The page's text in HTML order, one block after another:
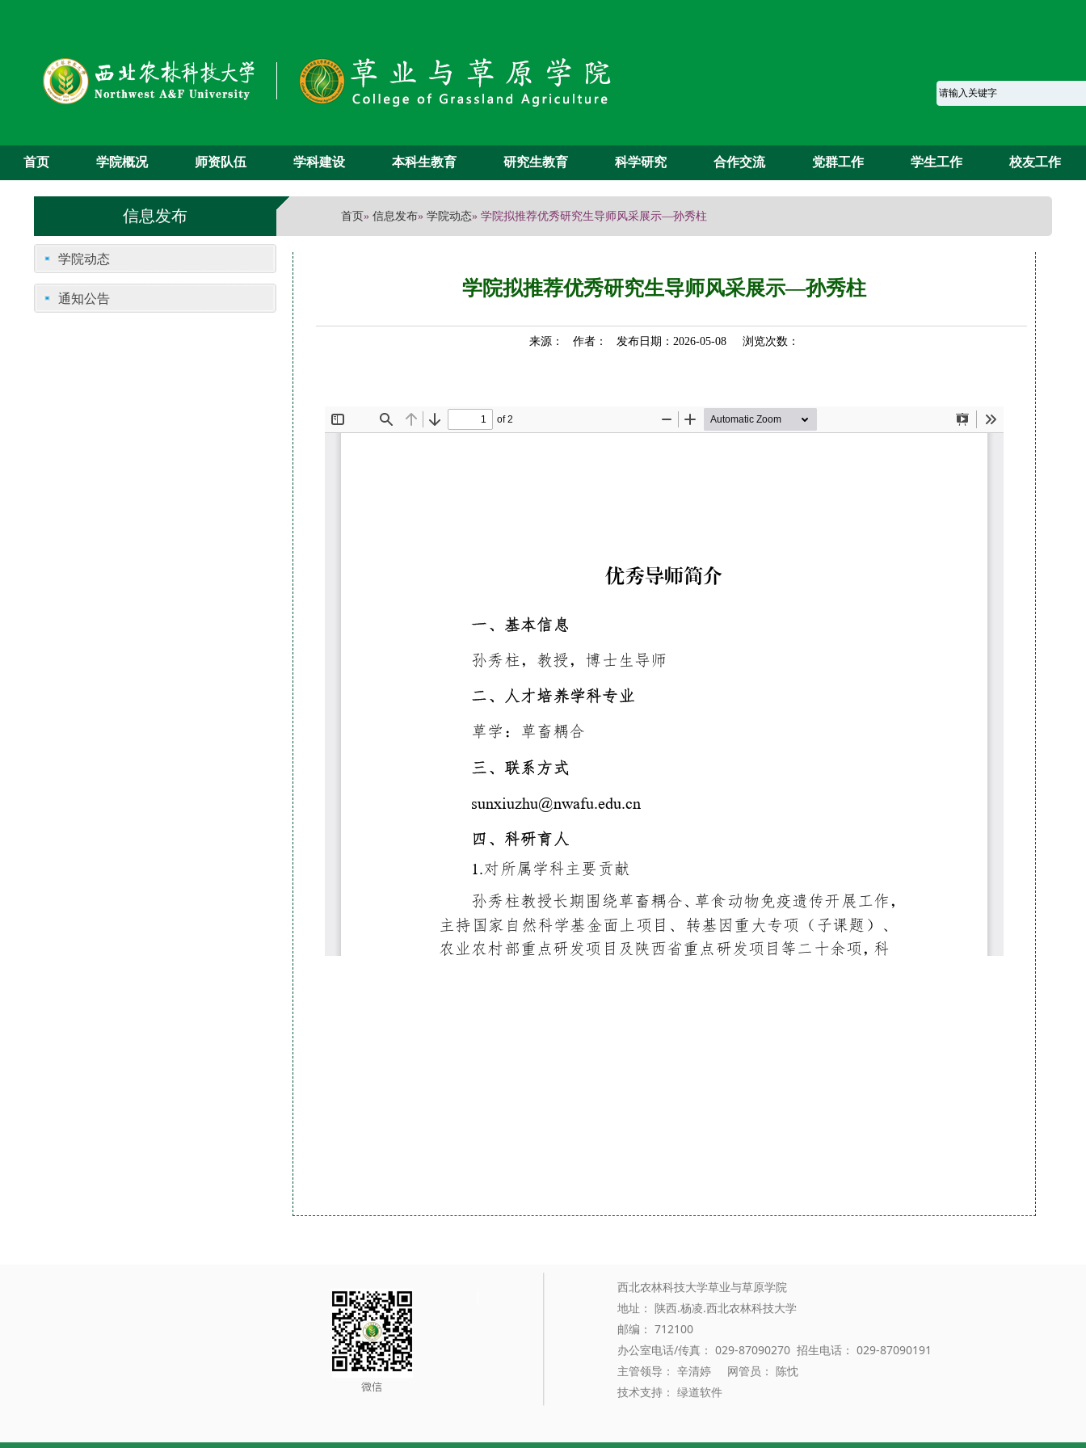
首页 学院概况 师资队伍 学科建设 本科生教育 研究生教育 科学研究 合作交流 党群工作 学生工作 校友工作
信息发布 首页» 信息发布» 学院动态» 学院拟推荐优秀研究生导师风采展示—孙秀柱
学院动态
通知公告 学院拟推荐优秀研究生导师风采展示—孙秀柱
来源： 作者： 发布日期：2026-05-08 浏览次数：
西北农林科技大学草业与草原学院
地址： 陕西.杨凌.西北农林科技大学
邮编： 712100
办公室电话/传真： 029-87090270 招生电话： 029-87090191
主管领导： 辛清婷 网管员： 陈忱
技术支持： 绿道软件